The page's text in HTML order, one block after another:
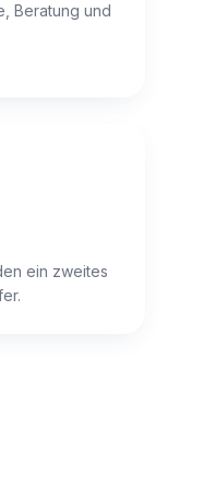
Beratung und
ein zweites